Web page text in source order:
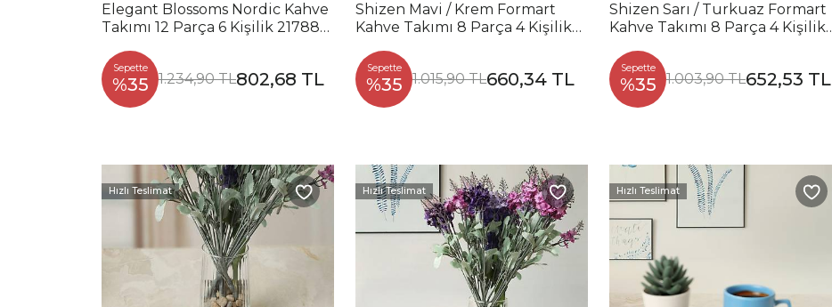
Elegant Blossoms Nordic Kahve
Takımı 12 Parça 6 Kişilik 21788-
Sepette
%35 1.234,90 TL802,68 TL
Shizen Mavi / Krem Formart
Kahve Takımı 8 Parça 4 Kişilik
Sepette
%35 1.015,90 TL660,34 TL
Shizen Sarı / Turkuaz Formart
Kahve Takımı 8 Parça 4 Kişilik
Sepette
%35 1.003,90 TL652,53 TL
Hızlı Teslimat Hızlı Teslimat Hızlı Teslimat